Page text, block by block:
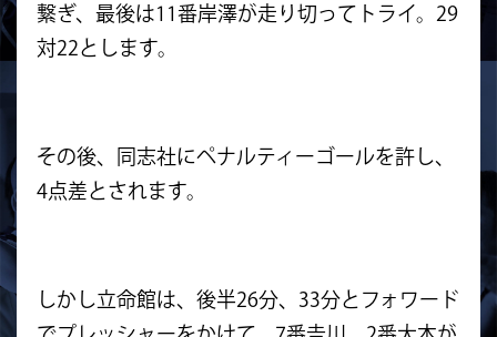
繋ぎ、最後は11番岸澤が走り切ってトライ。29
対22とします。
その後、同志社にペナルティーゴールを許し、
4点差とされます。
しかし立命館は、後半26分、33分とフォワード